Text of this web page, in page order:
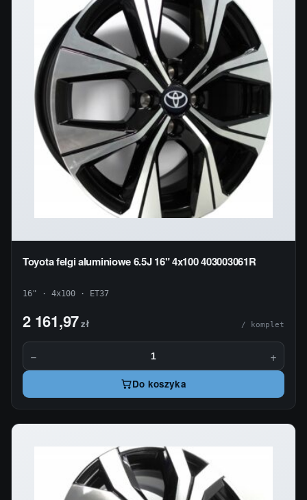
Toyota felgi aluminiowe 6.5J 16" 4x100 403003061R
16" · 4x100 · ET37
2 161,97zł / komplet
− +
Do koszyka